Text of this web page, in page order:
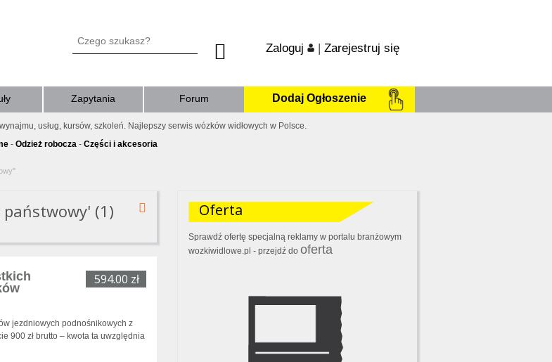
Zaloguj | Zarejestruj się
Zapytania Forum Dodaj Ogłoszenie
usług, kursów, szkoleń. Najlepszy serwis wózków widłowych w Polsce.
- Odzież robocza - Części i akcesoria
państwowy' (1)
594.00 zł
jezdniowych podnośnikowych z
900 zł brutto – kwota ta uwzględnia
Oferta
Sprawdź ofertę specjalną reklamy w portalu branżowym
wozkiwidlowe.pl - przejdź do oferta